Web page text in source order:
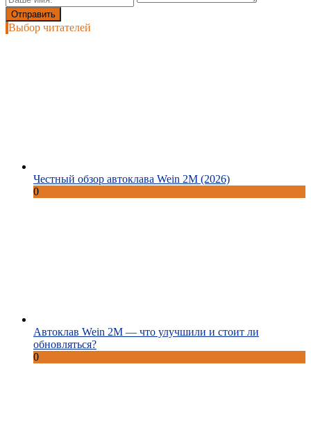
Выбор читателей
Честный обзор автоклава Wein 2M (2026)
0
Автоклав Wein 2M — что улучшили и стоит ли
обновляться?
0